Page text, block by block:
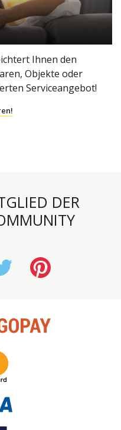
Ihnen den
Objekte oder
Serviceangebot!
DER